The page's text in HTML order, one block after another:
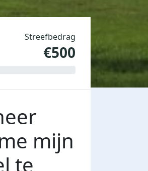
Streefbedrag
€500
mijn
te